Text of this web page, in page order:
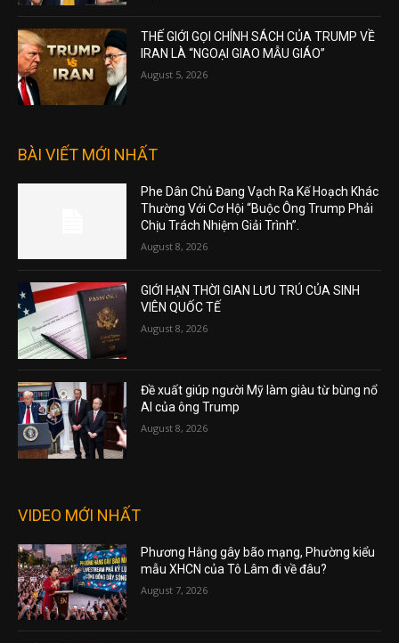
THẾ GIỚI GỌI CHÍNH SÁCH CỦA TRUMP VỀ
IRAN LÀ “NGOẠI GIAO MẪU GIÁO”
August 5, 2026
BÀI VIẾT MỚI NHẤT
Phe Dân Chủ Đang Vạch Ra Kế Hoạch Khác
Thường Với Cơ Hội “Buộc Ông Trump Phải
Chịu Trách Nhiệm Giải Trình”.
August 8, 2026
GIỚI HẠN THỜI GIAN LƯU TRÚ CỦA SINH
VIÊN QUỐC TẾ
August 8, 2026
Đề xuất giúp người Mỹ làm giàu từ bùng nổ
AI của ông Trump
August 8, 2026
VIDEO MỚI NHẤT
Phương Hằng gây bão mạng, Phường kiểu
mẫu XHCN của Tô Lâm đi về đâu?
August 7, 2026